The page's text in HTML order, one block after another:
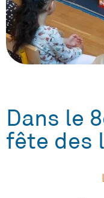
Dans le
fête des